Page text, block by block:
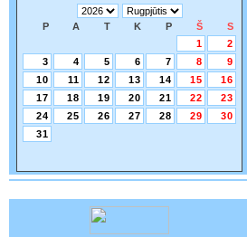
P A T K P Š
S
1
2
3
4 5 6 7 8
9
10
11 12 13 14 15
16
17
18 19 20 21 22
23
24
25 26 27 28 29
30
31